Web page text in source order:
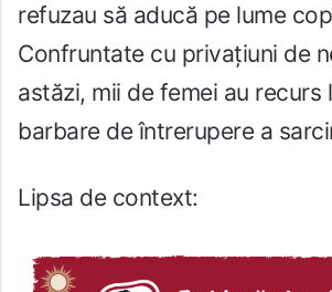
refuzau să aducă pe lume
Confruntate cu privațiuni de
astăzi, mii de femei au recurs
barbare de întrerupere a
Lipsa de context: